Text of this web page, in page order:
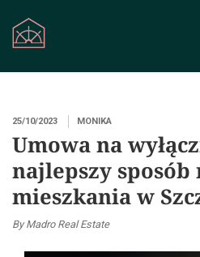
25/10/2023 MONIKA
Umowa na
najlepszy sposób
mieszkania w
By Madro Real Estate